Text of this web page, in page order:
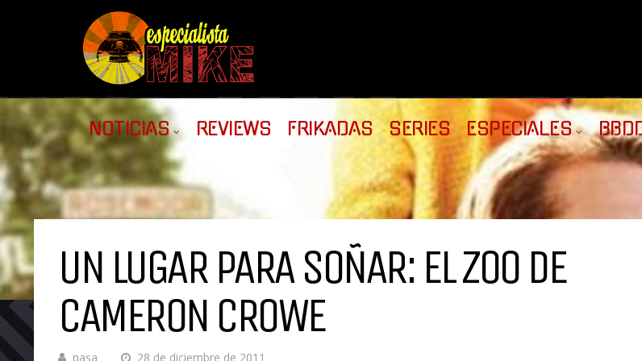
NOTICIAS REVIEWS FRIKADAS SERIES ESPECIALES
UN LUGAR PARA SOÑAR: EL ZOO DE
CAMERON CROWE
pasa 28 de diciembre de 2011